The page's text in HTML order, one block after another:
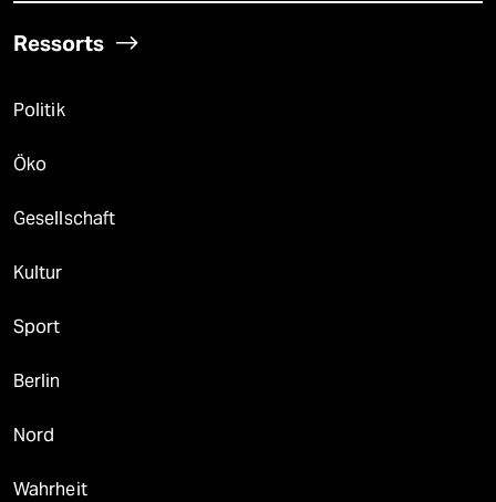
Ressorts
Politik
Öko
Gesellschaft
Kultur
Sport
Berlin
Nord
Wahrheit